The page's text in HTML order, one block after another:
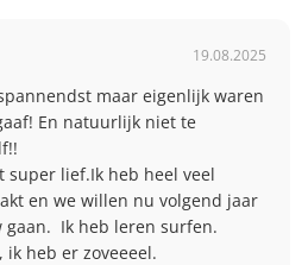
19.08.2025
maar eigenlijk waren
En natuurlijk niet te
super lief.Ik heb heel veel
en we willen nu volgend jaar
Ik heb leren surfen.
heb er zoveeeel.